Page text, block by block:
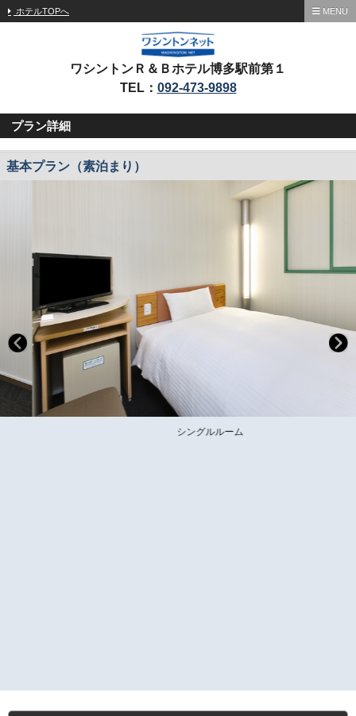
ホテルTOPへ MENU
ワシントンＲ＆Ｂホテル博多駅前第１
TEL： 092-473-9898
プラン詳細
基本プラン（素泊まり）
シングルルーム